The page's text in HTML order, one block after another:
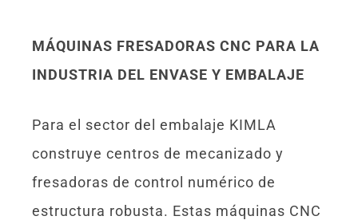
MÁQUINAS FRESADORAS CNC PARA LA
INDUSTRIA DEL ENVASE Y EMBALAJE
Para el sector del embalaje KIMLA
construye centros de mecanizado y
fresadoras de control numérico de
estructura robusta. Estas máquinas CNC